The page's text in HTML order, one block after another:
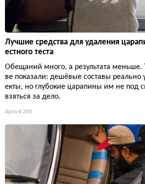
Лучшие средства для удаления
естного теста
Обещаний много, а результата меньше.
ве показали: дешёвые составы
екты, но глубокие царапины им не под
взяться за дело.
Авто 6 293